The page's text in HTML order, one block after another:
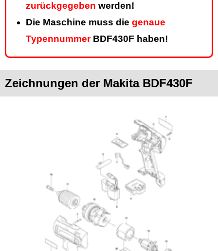
zurückgegeben werden!
Die Maschine muss die genaue
TypennummerBDF430F haben!
Zeichnungen der Makita BDF430F